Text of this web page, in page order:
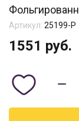
Артикул: 25199-Р
1551 руб.